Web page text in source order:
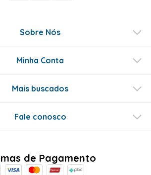
Sobre Nós
Minha Conta
Mais buscados
Fale conosco
de Pagamento